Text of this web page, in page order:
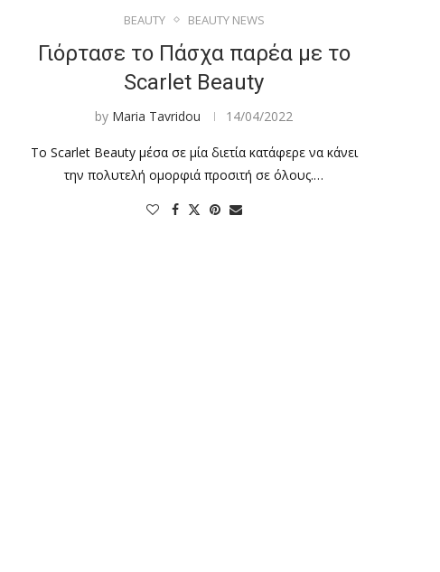
BEAUTY BEAUTY NEWS
Γιόρτασε το Πάσχα παρέα με το
Scarlet Beauty
by Maria Tavridou 14/04/2022
To Scarlet Beauty μέσα σε μία διετία κατάφερε να κάνει
την πολυτελή ομορφιά προσιτή σε όλους.…